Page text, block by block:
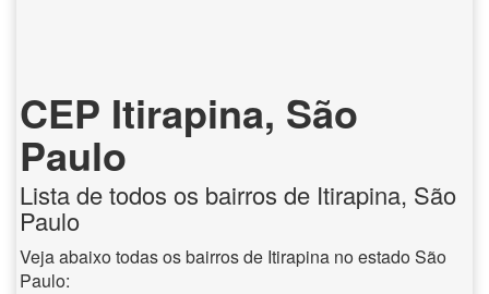
CEP Itirapina, São
Paulo
Lista de todos os bairros de Itirapina, São
Paulo
Veja abaixo todas os bairros de Itirapina no estado São
Paulo: